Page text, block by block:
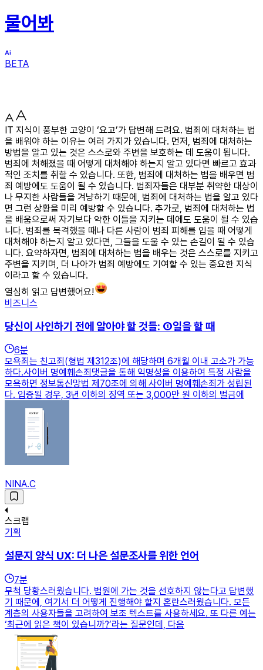
물어봐
BETA
IT 지식이 풍부한 고양이 ‘요고’가 답변해 드려요. 범죄에 대처하는 법
을 배워야 하는 이유는 여러 가지가 있습니다. 먼저, 범죄에 대처하는
방법을 알고 있는 것은 스스로와 주변을 보호하는 데 도움이 됩니다.
범죄에 처해졌을 때 어떻게 대처해야 하는지 알고 있다면 빠르고 효과
적인 조치를 취할 수 있습니다. 또한, 범죄에 대처하는 법을 배우면 범
죄 예방에도 도움이 될 수 있습니다. 범죄자들은 대부분 취약한 대상이
나 무지한 사람들을 겨냥하기 때문에, 범죄에 대처하는 법을 알고 있다
면 그런 상황을 미리 예방할 수 있습니다. 추가로, 범죄에 대처하는 법
을 배움으로써 자기보다 약한 이들을 지키는 데에도 도움이 될 수 있습
니다. 범죄를 목격했을 때나 다른 사람이 범죄 피해를 입을 때 어떻게
대처해야 하는지 알고 있다면, 그들을 도울 수 있는 손길이 될 수 있습
니다. 요약하자면, 범죄에 대처하는 법을 배우는 것은 스스로를 지키고
주변을 지키며, 더 나아가 범죄 예방에도 기여할 수 있는 중요한 지식
이라고 할 수 있습니다.
열심히 읽고 답변했어요!
비즈니스
당신이 사인하기 전에 알아야 할 것들: ①일을 할 때
6분
모욕죄는 친고죄(형법 제312조)에 해당하며 6개월 이내 고소가 가능
하다.사이버 명예훼손죄댓글을 통해 익명성을 이용하여 특정 사람을
모욕하면 정보통신망법 제70조에 의해 사이버 명예훼손죄가 성립된
다. 입증될 경우, 3년 이하의 징역 또는 3,000만 원 이하의 벌금에
NINA.C
스크랩
기획
설문지 양식 UX: 더 나은 설문조사를 위한 언어
7분
무척 당황스러웠습니다. 법원에 가는 것을 선호하지 않는다고 답변했
기 때문에, 여기서 더 어떻게 진행해야 할지 혼란스러웠습니다. 모든
계층의 사용자들을 고려하여 보조 텍스트를 사용하세요. 또 다른 예는
‘최근에 읽은 책이 있습니까?’라는 질문인데, 다음